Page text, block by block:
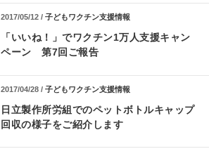
2017/05/12 /子どもワクチン支援情報
「いいね！」でワクチン1万人支援キャン
ペーン 第7回ご報告
2017/04/28 /子どもワクチン支援情報
日立製作所労組でのペットボトルキャップ
回収の様子をご紹介します